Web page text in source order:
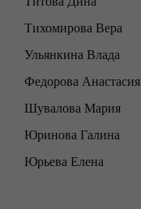
Тихомирова Вера
Ульянкина Влада
Федорова Анастасия
Шувалова Мария
Юринова Галина
Юрьева Елена